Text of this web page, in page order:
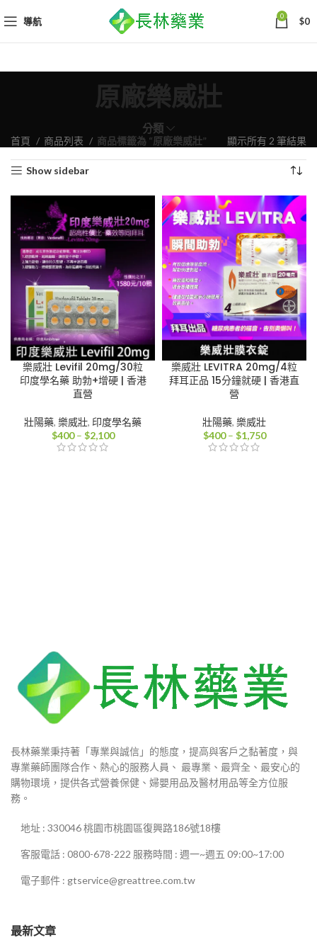
導航 0 $0
原廠樂威壯
分類
首頁 商品列表 商品標籤為 “原廠樂威壯” 顯示所有 2 筆結果
序
Show sidebar
樂威壯 Levifil 20mg/30粒
印度學名藥 助勃+增硬 | 香港
直營
壯陽藥, 樂威壯, 印度學名藥
$400 – $2,100價
樂威壯 LEVITRA 20mg/4粒
拜耳正品 15分鐘就硬 | 香港直
營
壯陽藥, 樂威壯
$400 – $1,750價
長林藥業秉持著「專業與誠信」的態度，提高與客戶之黏著度，與
專業藥師團隊合作、熱心的服務人員、 最專業、最齊全、最安心的
購物環境，提供各式營養保健、婦嬰用品及醫材用品等全方位服
務。
地址 : 330046 桃園市桃園區復興路186號18樓
客服電話 : 0800-678-222 服務時間 : 週一~週五 09:00~17:00
電子郵件 : gtservice@greattree.com.tw
最新文章